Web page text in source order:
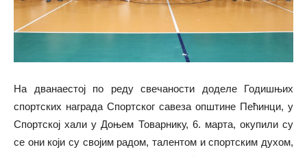
На дванаестој по реду свечаности доделе Годишњих
спортских награда Спортског савеза општине Пећинци, у
Спортској хали у Доњем Товарнику, 6. марта, окупили су
се они који су својим радом, талентом и спортским духом,